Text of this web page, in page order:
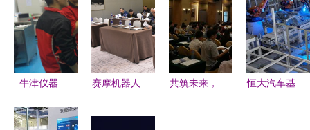
痕技术交流
研讨会纪实
展望
行，共促产
业发展与质
量提升
呈促技术交
流
牛津仪器
谱仪亚太区
赛摩机器人
共筑未来，
恒大汽车基